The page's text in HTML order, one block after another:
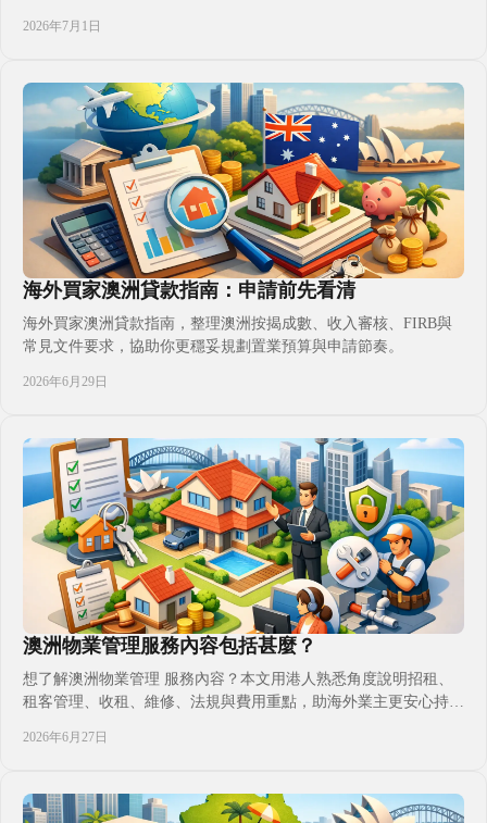
2026年7月1日
海外買家澳洲貸款指南：申請前先看清
海外買家澳洲貸款指南，整理澳洲按揭成數、收入審核、FIRB與
常見文件要求，協助你更穩妥規劃置業預算與申請節奏。
2026年6月29日
澳洲物業管理服務內容包括甚麼？
想了解澳洲物業管理 服務內容？本文用港人熟悉角度說明招租、
租客管理、收租、維修、法規與費用重點，助海外業主更安心持有
2026年6月27日